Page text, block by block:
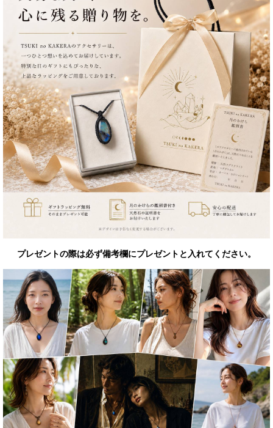
プレゼントの際は必ず備考欄にプレゼントと入れてください。